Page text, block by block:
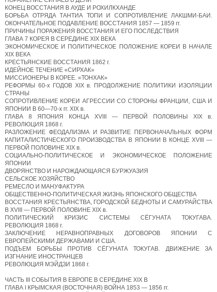
КОНЕЦ ВОССТАНИЯ В АУДЕ И РОХИЛКХАНДЕ
БОРЬБА ОТРЯДА ТАНТИА ТОПИ И СОПРОТИВЛЕНИЕ ЛАКШМИ-БАИ.
ОКОНЧАТЕЛЬНОЕ ПОДАВЛЕНИЕ ВОССТАНИЯ 1857 — 1859 гг.
ПРИЧИНЫ ПОРАЖЕНИЯ ВОССТАНИЯ И ЕГО ПОСЛЕДСТВИЯ
ГЛАВА 7 КОРЕЯ В СЕРЕДИНЕ XIX ВЕКА
ЭКОНОМИЧЕСКОЕ И ПОЛИТИЧЕСКОЕ ПОЛОЖЕНИЕ КОРЕИ В НАЧАЛЕ
XIX ВЕКА
КРЕСТЬЯНСКИЕ ВОССТАНИЯ 1862 г.
ИДЕЙНОЕ ТЕЧЕНИЕ «СИРХАК»
МИССИОНЕРЫ В КОРЕЕ. «ТОНХАК»
РЕФОРМЫ 60-х ГОДОВ XIX в. ПРОДОЛЖЕНИЕ ПОЛИТИКИ ИЗОЛЯЦИИ
СТРАНЫ
СОПРОТИВЛЕНИЕ КОРЕИ АГРЕССИИ CO СТОРОНЫ ФРАНЦИИ, США И
ЯПОНИИ В 60—70-х гг. XIX в.
ГЛАВА 8 ЯПОНИЯ КОНЦА XVIII — ПЕРВОЙ ПОЛОВИНЫ XIX в.
РЕВОЛЮЦИЯ 1868 г.
РАЗЛОЖЕНИЕ ФЕОДАЛИЗМА И РАЗВИТИЕ ПЕРВОНАЧАЛЬНЫХ ФОРМ
КАПИТАЛИСТИЧЕСКОГО ПРОИЗВОДСТВА В ЯПОНИИ В КОНЦЕ XVIII —
ПЕРВОЙ ПОЛОВИНЕ XIX в.
СОЦИАЛЬНО-ПОЛИТИЧЕСКОЕ И ЭКОНОМИЧЕСКОЕ ПОЛОЖЕНИЕ
ЯПОНИИ
ДВОРЯНСТВО И НАРОЖДАЮЩАЯСЯ БУРЖУАЗИЯ
СЕЛЬСКОЕ ХОЗЯЙСТВО
РЕМЕСЛО И МАНУФАКТУРА
ОБЩЕСТВЕННО-ПОЛИТИЧЕСКАЯ ЖИЗНЬ ЯПОНСКОГО ОБЩЕСТВА
ВОССТАНИЯ КРЕСТЬЯНСТВА, ГОРОДСКОЙ БЕДНОТЫ И САМУРАЙСТВА
В XVIII — ПЕРВОЙ ПОЛОВИНЕ XIX в.
ПОЛИТИЧЕСКИЙ КРИЗИС СИСТЕМЫ СЁГУНАТА ТОКУГАВА.
РЕВОЛЮЦИЯ 1868 г.
ЗАКЛЮЧЕНИЕ НЕРАВНОПРАВНЫХ ДОГОВОРОВ ЯПОНИИ С
ЕВРОПЕЙСКИМИ ДЕРЖАВАМИ И США.
ПОДЪЕМ БОРЬБЫ ПРОТИВ СЁГУНАТА ТОКУГАВ. ДВИЖЕНИЕ ЗА
ИЗГНАНИЕ ИНОСТРАНЦЕВ
РЕВОЛЮЦИЯ МЭЙДЗИ 1868 г.
ЧАСТЬ III СОБЫТИЯ В ЕВРОПЕ B СЕРЕДИНЕ XIX В
ГЛАВА I КРЫМСКАЯ (ВОСТОЧНАЯ) ВОЙНА 1853 — 1856 гг.